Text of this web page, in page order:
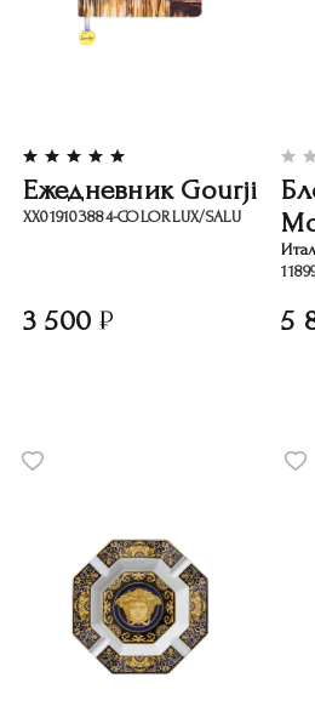
Ежедневник Gourji
XX019103884-COLORLUX/SALU
3 500 5